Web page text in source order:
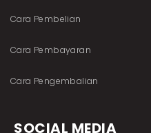
Cara Pembelian
Cara Pembayaran
Cara Pengembalian
SOCIAL MEDIA